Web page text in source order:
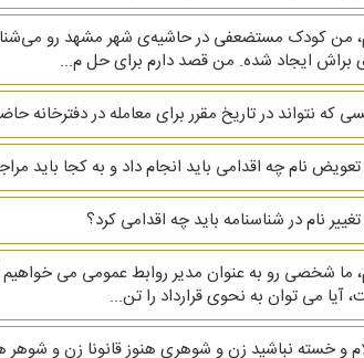
من کودک مستضعفی در حاشیه‌ی شهر مشهد رو
براش ایجاد شده. من قصد دارم برای حل م...
که نتواند در تاریخ مقرر برای معامله در دفترخانه
تعویض نام چه اقدامی باید انجام داد و به کجا باید
نام در شناسنامه باید چه اقدامی کرد؟
ما شخصی رو به عنوان مدیر روابط عمومی می
آیا می توان به نحوی قرارداد را تن...